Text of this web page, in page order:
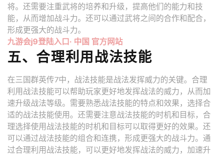
将。还需要注重武将的培养和升级，提高他们的能力和技
能，从而增加战斗力。还可以通过武将之间的合作和配合，
形成更强大的战斗力。
九游会j9登陆入口· 中国 官方网站
五、合理利用战法技能
在三国群英传7中，战法技能是战法发挥威力的关键。合理
利用战法技能可以帮助玩家更好地发挥战法的威力，从而加
速升级战法等级。需要熟悉战法技能的特点和效果，选择合
适的战法技能使用。还需要注意战法技能的时机和目标，合
理选择使用战法技能的时机和目标可以取得更好的效果。还
可以通过战法技能的组合和连携，形成更强大的战斗力。通
过合理利用战法技能，可以更好地发挥战法的威力，加速升